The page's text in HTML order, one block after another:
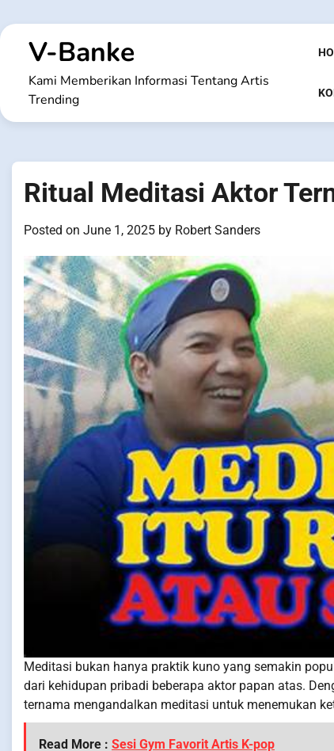
to
contentV-Banke
Kami Memberikan Informasi Tentang Artis
Trending
Ritual Meditasi Aktor
Posted on June 1, 2025 by Robert Sanders
Meditasi bukan hanya praktik kuno yang semakin
dari kehidupan pribadi beberapa aktor papan atas.
ternama mengandalkan meditasi untuk menemukan
Read More : Sesi Gym Favorit Artis K-pop